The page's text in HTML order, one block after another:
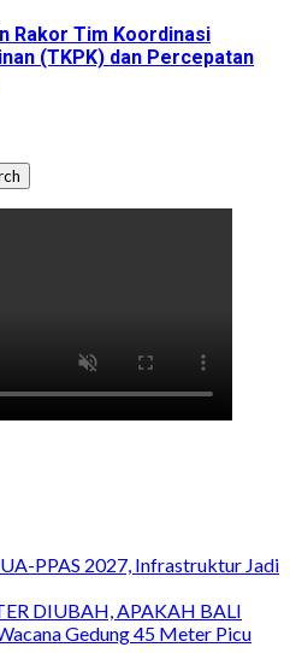
Rakor Tim Koordinasi
(TKPK) dan Percepatan
PPAS 2027, Infrastruktur Jadi
DIUBAH, APAKAH BALI
Gedung 45 Meter Picu